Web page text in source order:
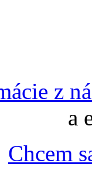
z
a
Chcem